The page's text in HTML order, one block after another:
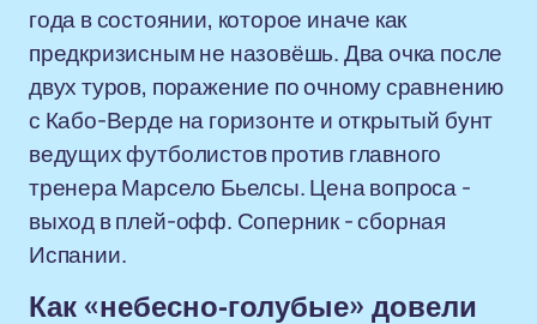
года в состоянии, которое иначе как
предкризисным не назовёшь. Два очка после
двух туров, поражение по очному сравнению
с Кабо-Верде на горизонте и открытый бунт
ведущих футболистов против главного
тренера Марсело Бьелсы. Цена вопроса -
выход в плей-офф. Соперник - сборная
Испании.
Как «небесно-голубые» довели